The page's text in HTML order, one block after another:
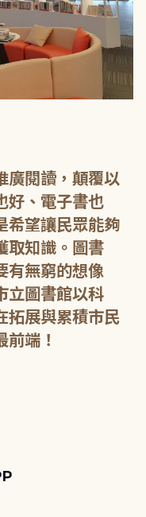
廣閱讀，顛覆以
好、電子書也
希望讓民眾能夠
取知識。圖書
有無窮的想像
立圖書館以科
拓展與累積市民
端！